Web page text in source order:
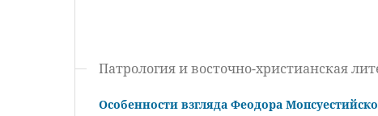
Патрология и восточно-христианская
Особенности взгляда Феодора